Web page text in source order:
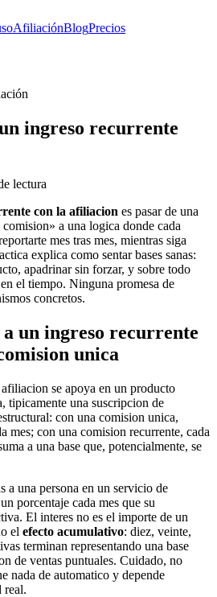
AfiliaciónBlogPrecios
ingreso recurrente
lectura
con la afiliacion es pasar de una
a una logica donde cada
mes tras mes, mientras siga
explica como sentar bases sanas:
apadrinar sin forzar, y sobre todo
el tiempo. Ninguna promesa de
concretos.
un ingreso recurrente
unica
se apoya en un producto
tipicamente una suscripcion de
con una comision unica,
mes; con una comision recurrente, cada
a una base que, potencialmente, se
a una persona en un servicio de
porcentaje cada mes que su
El interes no es el importe de un
el efecto acumulativo: diez, veinte,
terminan representando una base
de ventas puntuales. Cuidado, no
nada de automatico y depende
real.